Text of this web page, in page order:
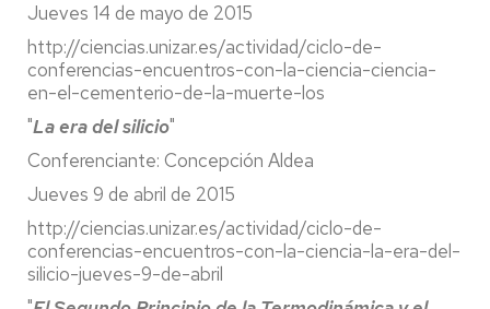
Jueves 14 de mayo de 2015
http://ciencias.unizar.es/actividad/ciclo-de-
conferencias-encuentros-con-la-ciencia-ciencia-
en-el-cementerio-de-la-muerte-los
"La era del silicio"
Conferenciante: Concepción Aldea
Jueves 9 de abril de 2015
http://ciencias.unizar.es/actividad/ciclo-de-
conferencias-encuentros-con-la-ciencia-la-era-del-
silicio-jueves-9-de-abril